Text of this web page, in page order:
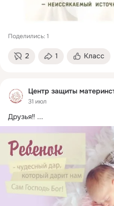
Поделились: 1
2 1 Класс
Центр защиты
31 июл
Друзья‼ ...